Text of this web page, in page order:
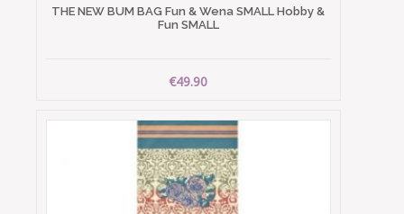
THE NEW BUM BAG Fun & Wena SMALL Hobby &
Fun SMALL
€49.90